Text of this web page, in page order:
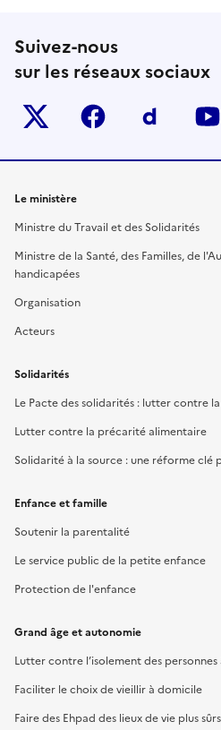
Suivez-nous
sur les réseaux sociaux
Twitter-x facebook
Le ministère
Ministre du Travail et des Solidarités
Ministre de la Santé, des Familles, de
handicapées
Organisation
Acteurs
Solidarités
Le Pacte des solidarités : lutter contre
Lutter contre la précarité alimentaire
Solidarité à la source : une réforme clé
Enfance et famille
Soutenir la parentalité
Le service public de la petite enfance
Protection de l'enfance
Grand âge et autonomie
Lutter contre l’isolement des personnes
Faciliter le choix de vieillir à domicile
Faire des Ehpad des lieux de vie plus